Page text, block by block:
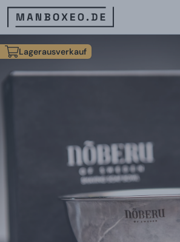
Lagerausverkauf